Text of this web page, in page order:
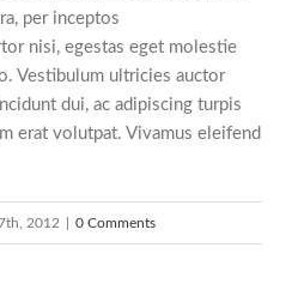
per inceptos
nisi, egestas eget molestie
Vestibulum ultricies auctor
dui, ac adipiscing turpis
erat volutpat. Vivamus eleifend
2012 0 Comments